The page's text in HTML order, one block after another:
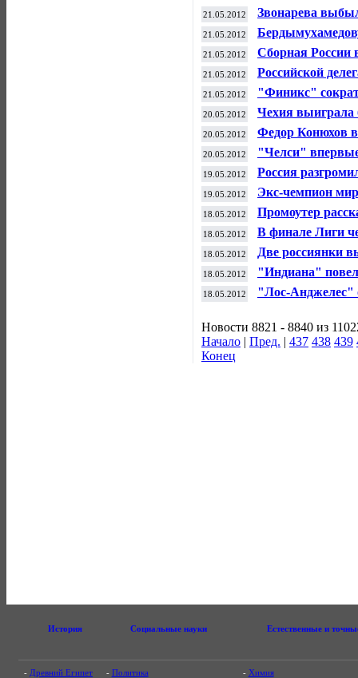
21.05.2012 Звонарева
21.05.2012
футболу
21.05.2012 Сборная России
21.05.2012
Российской
алкоголь
21.05.2012
"Финикс"
финала Кубка
20.05.2012 Чехия выиграла
20.05.2012 Федор Конюхов
20.05.2012 "Челси"
19.05.2012 Россия
19.05.2012
Экс-чемпион
удостоен
18.05.2012 Промоутер
18.05.2012
В финале Лиги
«Челси»
18.05.2012
Две россиянки
завоевали
18.05.2012 "Индиана"
18.05.2012
"Лос-Анджелес"
Новости 8821 - 8840 из
Начало | Пред. | 437 438 439
Конец
История Социальные науки Естественные и
- Древний Египет
- Политика
- Химия